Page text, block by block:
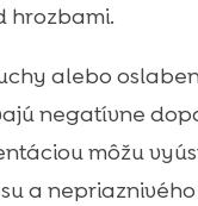
hrozbami.
alebo
negatívne
môžu
a